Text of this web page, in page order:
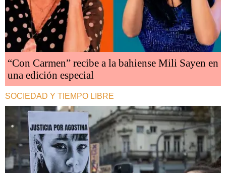
“Con Carmen” recibe a la bahiense Mili Sayen en
una edición especial
SOCIEDAD Y TIEMPO LIBRE